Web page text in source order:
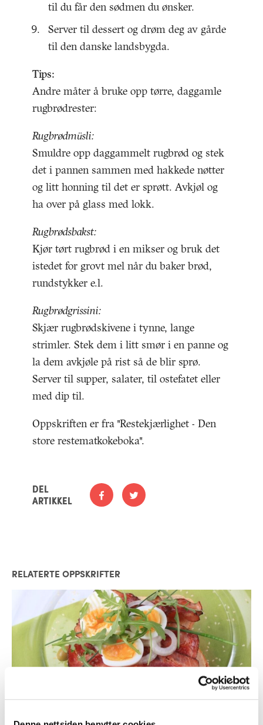
til du får den sødmen du ønsker.
Server til dessert og drøm deg av gårde
til den danske landsbygda.
Tips:
Andre måter å bruke opp tørre, daggamle
rugbrødrester:
Rugbrødmüsli:
Smuldre opp daggammelt rugbrød og stek
det i pannen sammen med hakkede nøtter
og litt honning til det er sprøtt. Avkjøl og
ha over på glass med lokk.
Rugbrødsbakst:
Kjør tørt rugbrød i en mikser og bruk det
istedet for grovt mel når du baker brød,
rundstykker e.l.
Rugbrødgrissini:
Skjær rugbrødskivene i tynne, lange
strimler. Stek dem i litt smør i en panne og
la dem avkjøle på rist så de blir sprø.
Server til supper, salater, til ostefatet eller
med dip til.
Oppskriften er fra "Restekjærlighet - Den
store restematkokeboka".
DEL
ARTIKKEL
RELATERTE OPPSKRIFTER